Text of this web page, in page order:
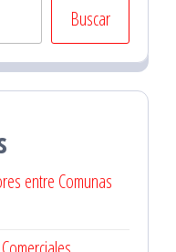
Buscar
entre Comunas